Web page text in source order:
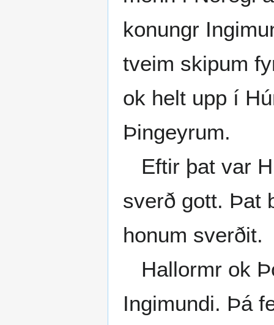
konungr
tveim skipum
ok helt upp í
Þingeyrum.
Eftir þat var
sverð gott. Þat
honum sverðit.
Hallormr ok
Ingimundi. Þá